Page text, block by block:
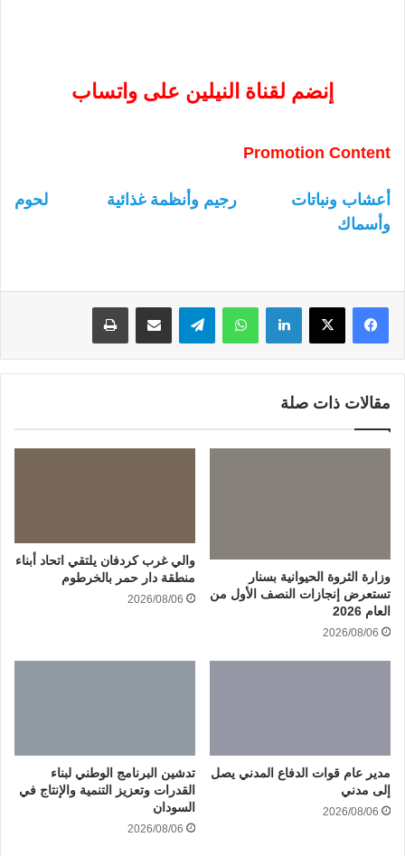
إنضم لقناة النيلين على واتساب
Promotion Content
أعشاب ونباتات رجيم وأنظمة غذائية
لحوم
وأسماك
لينكدإن واتساب
مقالات ذات صلة
وزارة الثروة الحيوانية بسنار
تستعرض إنجازات النصف الأول من
العام 2026
2026/08/06
والي غرب كردفان يلتقي اتحاد أبناء
منطقة دار حمر بالخرطوم
2026/08/06
مدير عام قوات الدفاع المدني يصل
إلى مدني
2026/08/06
تدشين البرنامج الوطني لبناء
القدرات وتعزيز التنمية والإنتاج في
السودان
2026/08/06